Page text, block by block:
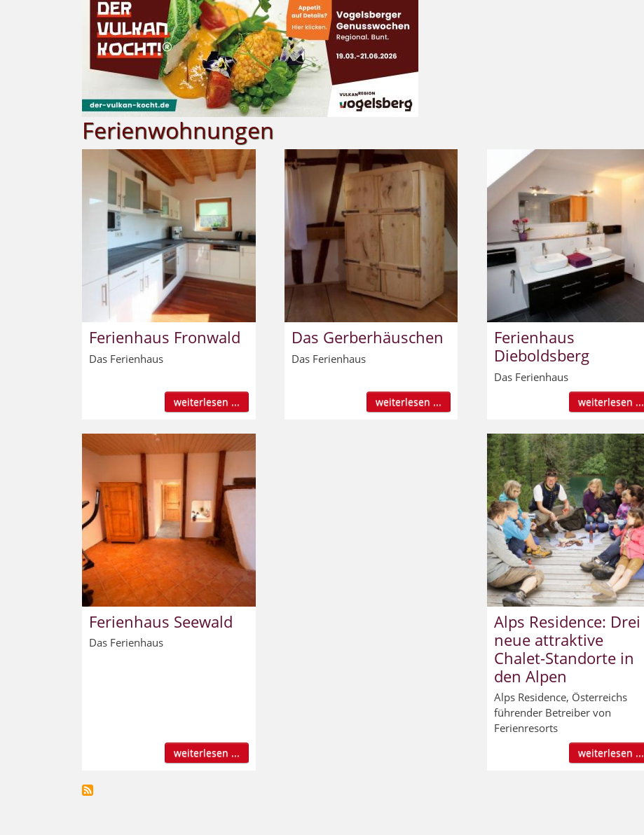
Ferienwohnungen
Ferienhaus Fronwald
Das Ferienhaus
weiterlesen ...
Das Gerberhäuschen
Das Ferienhaus
weiterlesen ...
Ferienhaus
Dieboldsberg
Das Ferienhaus
weiterlesen ...
Ferienhaus Seewald
Das Ferienhaus
weiterlesen ...
Alps Residence: Drei
neue attraktive
Chalet-Standorte in
den Alpen
Alps Residence, Österreichs
führender Betreiber von
Ferienresorts
weiterlesen ...